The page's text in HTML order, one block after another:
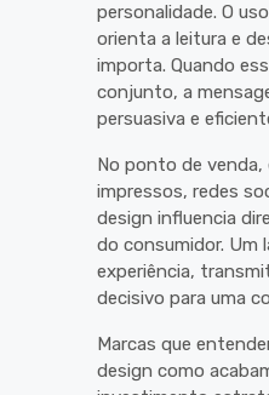
personalidade. O
orienta a leitura e
importa. Quando
conjunto, a
persuasiva e
No ponto de venda,
impressos, redes
design influencia
do consumidor. Um
experiência,
decisivo para uma
Marcas que
design como